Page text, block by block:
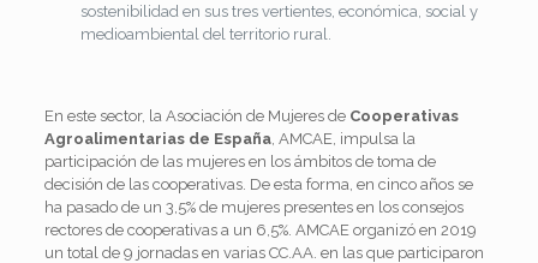
sostenibilidad en sus tres vertientes, económica, social y
medioambiental del territorio rural.
En este sector, la Asociación de Mujeres de Cooperativas
Agroalimentarias de España, AMCAE, impulsa la
participación de las mujeres en los ámbitos de toma de
decisión de las cooperativas. De esta forma, en cinco años se
ha pasado de un 3,5% de mujeres presentes en los consejos
rectores de cooperativas a un 6,5%. AMCAE organizó en 2019
un total de 9 jornadas en varias CC.AA. en las que participaron